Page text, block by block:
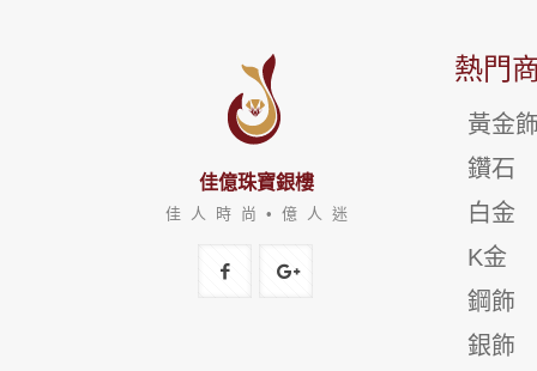
佳億珠寶銀樓
佳 人 時 尚 • 億 人 迷
熱門
黃金
鑽石
白金
K金
鋼飾
銀飾